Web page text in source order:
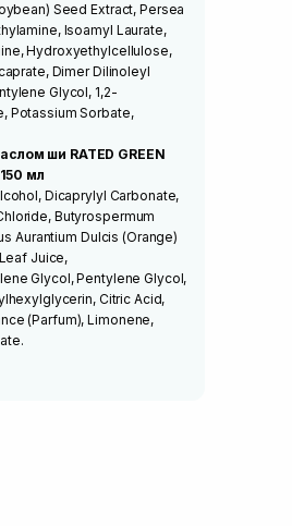
Seed Extract, Persea
Isoamyl Laurate,
Hydroxyethylcellulose,
Dimer Dilinoleyl
Glycol, 1,2-
Potassium Sorbate,
ши RATED GREEN
мл
Dicaprylyl Carbonate,
Butyrospermum
Aurantium Dulcis (Orange)
Juice,
Glycol, Pentylene Glycol,
Citric Acid,
(Parfum), Limonene,